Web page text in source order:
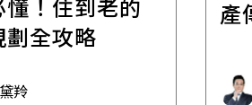
！住到老的
劃全攻略
羚
產